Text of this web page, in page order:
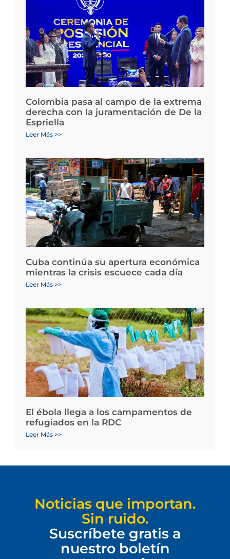
Colombia pasa al campo de la extrema
derecha con la juramentación de De la
Espriella
Leer Más >>
Cuba continúa su apertura económica
mientras la crisis escuece cada día
Leer Más >>
El ébola llega a los campamentos de
refugiados en la RDC
Leer Más >>
Noticias que importan.
Sin ruido.
Suscríbete gratis a
nuestro boletín